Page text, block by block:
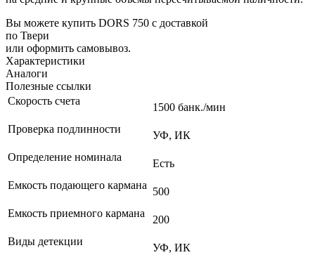
Вы можете купить DORS 750 с доставкой
по Твери
или оформить самовывоз.
Характеристики
Аналоги
Полезные ссылки
Скорость счета
1500 банк./мин
Проверка подлинности
УФ, ИК
Определение номинала
Есть
Емкость подающего кармана
500
Емкость приемного кармана
200
Виды детекции
УФ, ИК